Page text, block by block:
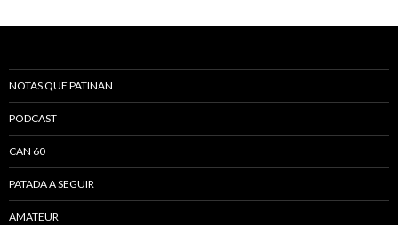
NOTAS QUE PATINAN
PODCAST
CAN 60
PATADA A SEGUIR
AMATEUR